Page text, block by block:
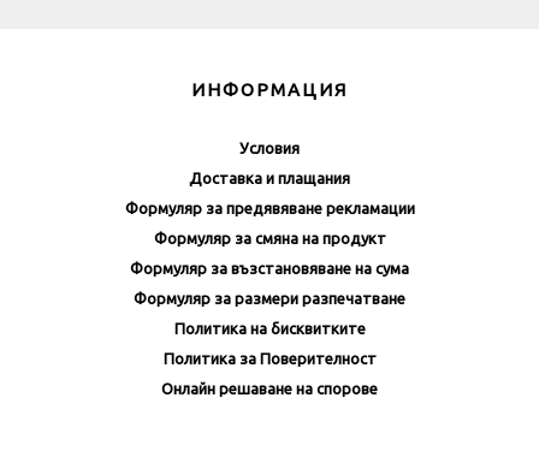
ИНФОРМАЦИЯ
Условия
Доставка и плащания
Формуляр за предявяване рекламации
Формуляр за смяна на продукт
Формуляр за възстановяване на сума
Формуляр за размери разпечатване
Политика на бисквитките
Политика за Поверителност
Онлайн решаване на спорове